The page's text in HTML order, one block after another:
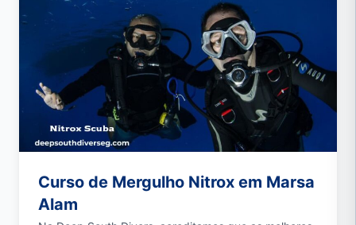
Curso de Mergulho Nitrox em Marsa
Alam